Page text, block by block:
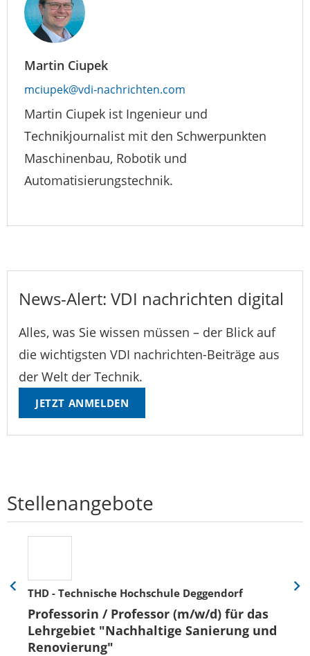
Martin Ciupek
mciupek@vdi-nachrichten.com
Martin Ciupek ist Ingenieur und
Technikjournalist mit den Schwerpunkten
Maschinenbau, Robotik und
Automatisierungstechnik.
News-Alert: VDI nachrichten digital
Alles, was Sie wissen müssen – der Blick auf
die wichtigsten VDI nachrichten-Beiträge aus
der Welt der Technik.
JETZT ANMELDEN
Stellenangebote
THD - Technische Hochschule Deggendorf
Professorin / Professor (m/w/d) für das
Lehrgebiet "Nachhaltige Sanierung und
Renovierung"
Eine
zurück
Eine